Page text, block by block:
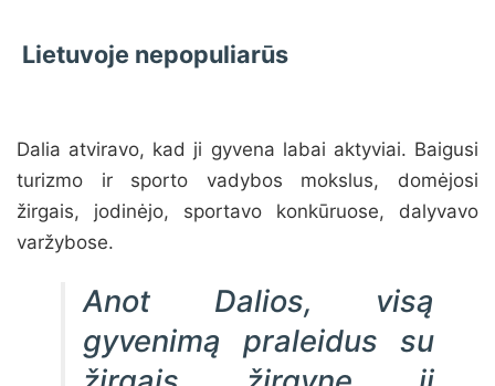
Lietuvoje nepopuliarūs
Dalia atviravo, kad ji gyvena labai aktyviai. Baigusi
turizmo ir sporto vadybos mokslus, domėjosi
žirgais, jodinėjo, sportavo konkūruose, dalyvavo
varžybose.
Anot Dalios, visą
gyvenimą praleidus su